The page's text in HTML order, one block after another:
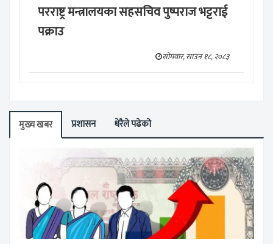
परराष्ट्र मन्त्रालयका सहसचिव पुष्पराज भट्टराई
पक्राउ
सोमवार, साउन १८, २०८३
मुख्य खबर प्रशासन धेरैले पढेको